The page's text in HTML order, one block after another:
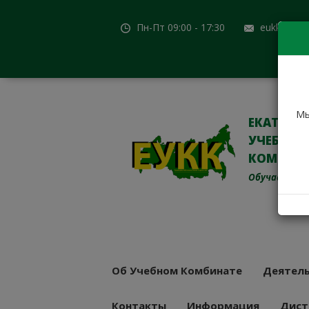
Пн-Пт 09:00 - 17:30
УЧЕБНО-
Обучаем с
Об Учебном Комбинате
Контакты Информация